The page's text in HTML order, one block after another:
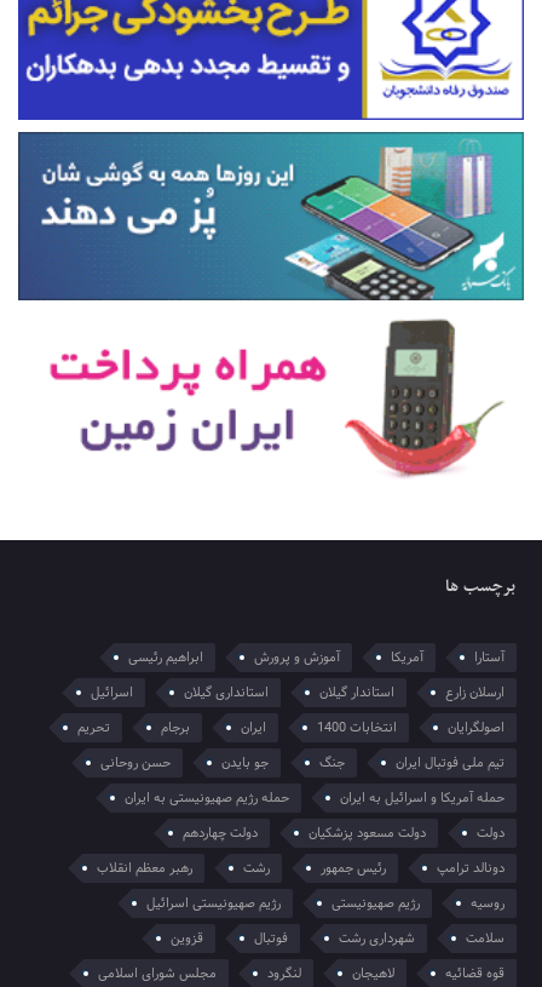
برچسب ها
آستارا آمریکا آموزش و پرورش
ابراهیم رئیسی
ارسلان زارع
استاندار گیلان استانداری گیلان
اسرائیل
اصولگرایان
انتخابات 1400 ایران برجام
تحریم
تیم ملی فوتبال ایران
جنگ جو بایدن
حسن روحانی
حمله آمریکا و اسرائیل به ایران
حمله رژیم صهیونیستی به ایران
دولت
دولت مسعود پزشکیان
دولت چهاردهم
دونالد ترامپ
رئیس جمهور رشت
رهبر معظم انقلاب
روسیه
رژیم صهیونیستی
رژیم صهیونیستی اسرائیل
سلامت
شهرداری رشت فوتبال
قزوین
قوه قضائیه
لاهیجان لنگرود مجلس شورای اسلامی